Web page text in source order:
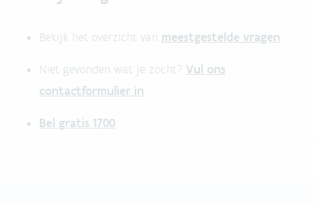
Bekijk het overzicht van meestgestelde vragen.
Niet gevonden wat je zocht? Vul ons
contactformulier in.
Bel gratis 1700